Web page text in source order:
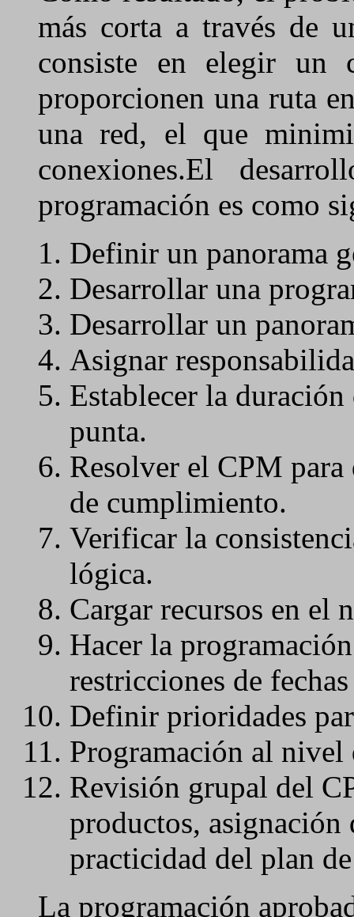
más corta a través de
consiste en elegir un
proporcionen una ruta
una red, el que
conexiones.El
programación es como
Definir un panorama
Desarrollar una
Desarrollar un
Asignar
Establecer la
punta.
Resolver el CPM
de cumplimiento.
Verificar la
lógica.
Cargar recursos en el
Hacer la
restricciones de
Definir prioridades
Programación al nivel
Revisión grupal del
productos, asignación
practicidad del plan
La programación